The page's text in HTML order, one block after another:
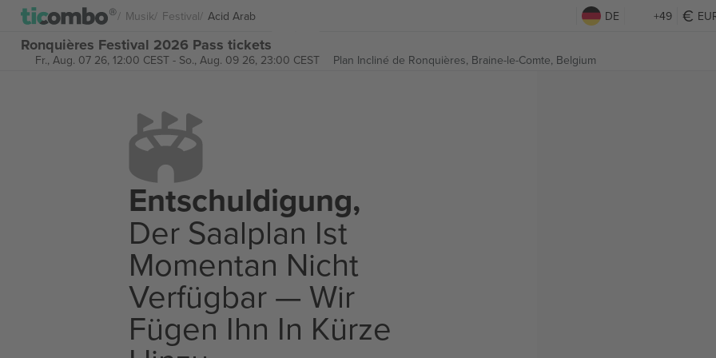
Musik Festival Acid Arab DE +49
Ronquières Festival 2026 Pass tickets
Fr., Aug. 07 26, 12:00 CEST- So., Aug. 09 26, 23:00 CEST Plan Incliné de Ronquières, Braine-le-Comte, Belgium
Entschuldigung,
Der Saalplan Ist
Momentan Nicht
Verfügbar — Wir
Fügen Ihn In Kürze